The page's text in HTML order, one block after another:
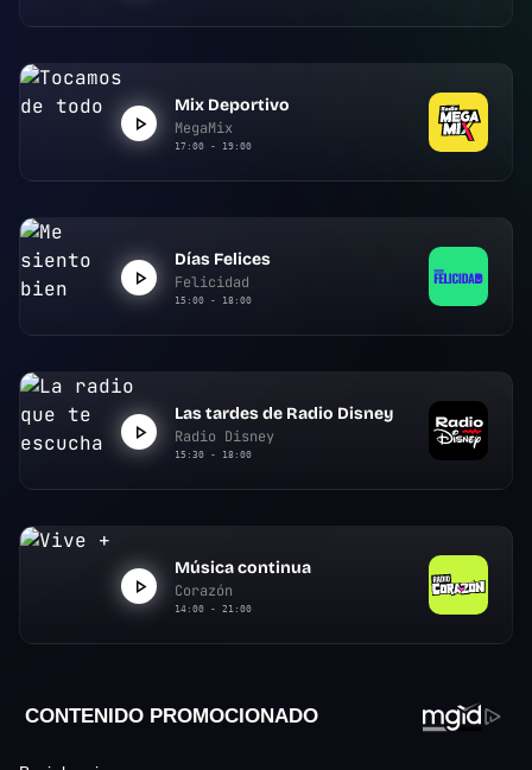
Mix Deportivo
MegaMix
17:00 - 19:00
Días Felices
Felicidad
15:00 - 18:00
Las tardes de Radio Disney
Radio Disney
15:30 - 18:00
Música continua
Corazón
14:00 - 21:00